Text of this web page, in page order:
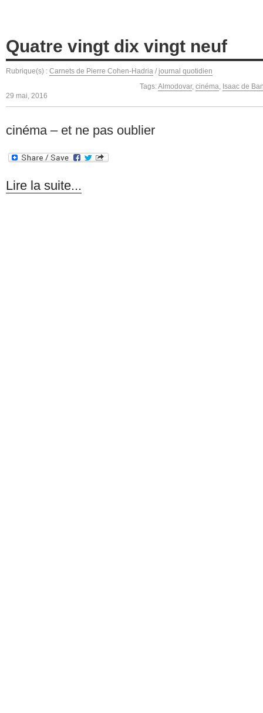
Quatre vingt dix vingt neuf
Rubrique(s) : Carnets de Pierre Cohen-Hadria / journal quotidien
Tags:Almodovar, cinéma, Isaac de
29 mai, 2016
cinéma – et ne pas oublier
Lire la suite...